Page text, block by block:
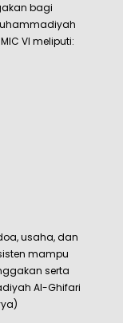
bagi
VI meliputi:
usaha, dan
mampu
serta
Al-Ghifari